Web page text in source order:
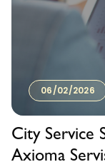
06/02/2026
City Service
Axioma